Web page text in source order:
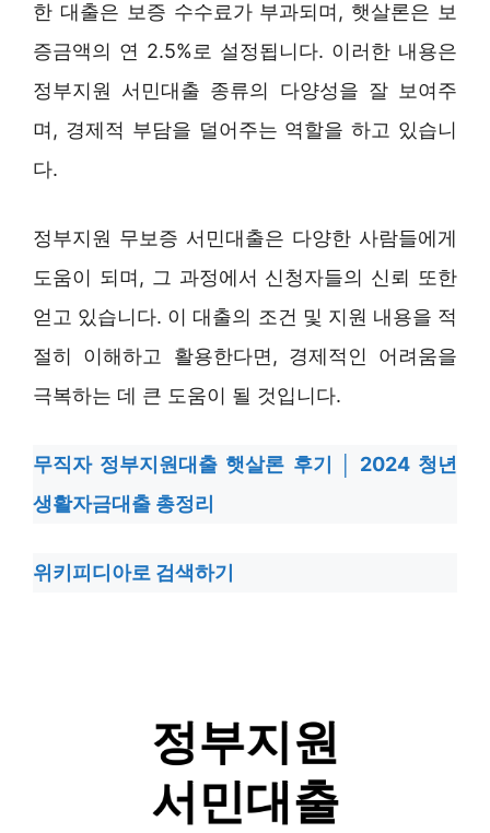
한 대출은 보증 수수료가 부과되며, 햇살론은 보
증금액의 연 2.5%로 설정됩니다. 이러한 내용은
정부지원 서민대출 종류의 다양성을 잘 보여주
며, 경제적 부담을 덜어주는 역할을 하고 있습니
다.
정부지원 무보증 서민대출은 다양한 사람들에게
도움이 되며, 그 과정에서 신청자들의 신뢰 또한
얻고 있습니다. 이 대출의 조건 및 지원 내용을 적
절히 이해하고 활용한다면, 경제적인 어려움을
극복하는 데 큰 도움이 될 것입니다.
무직자 정부지원대출 햇살론 후기 │ 2024 청년
생활자금대출 총정리
위키피디아로 검색하기